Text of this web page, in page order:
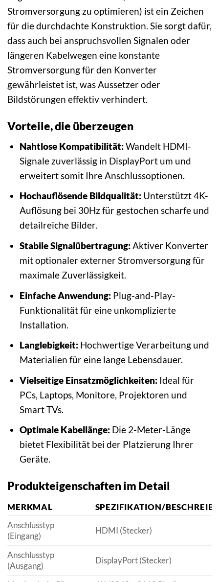
Stromversorgung zu optimieren) ist ein Zeichen
für die durchdachte Konstruktion. Sie sorgt dafür,
dass auch bei anspruchsvollen Signalen oder
längeren Kabelwegen eine konstante
Stromversorgung für den Konverter
gewährleistet ist, was Aussetzer oder
Bildstörungen effektiv verhindert.
Vorteile, die überzeugen
Nahtlose Kompatibilität:Wandelt HDMI-
Signale zuverlässig in DisplayPort um und
erweitert somit Ihre Anschlussoptionen.
Hochauflösende Bildqualität:Unterstützt 4K-
Auflösung bei 30Hz für gestochen scharfe und
detailreiche Bilder.
Stabile Signalübertragung:Aktiver Konverter
mit optionaler externer Stromversorgung für
maximale Zuverlässigkeit.
Einfache Anwendung:Plug-and-Play-
Funktionalität für eine unkomplizierte
Installation.
Langlebigkeit:Hochwertige Verarbeitung und
Materialien für eine lange Lebensdauer.
Vielseitige Einsatzmöglichkeiten:Ideal für
PCs, Laptops, Monitore, Projektoren und
Smart TVs.
Optimale Kabellänge:Die 2-Meter-Länge
bietet Flexibilität bei der Platzierung Ihrer
Geräte.
Produkteigenschaften im Detail
MERKMAL
SPEZIFIKATION/
Anschlusstyp
(Eingang)
HDMI (Stecker)
Anschlusstyp
(Ausgang)
DisplayPort (Stecker)